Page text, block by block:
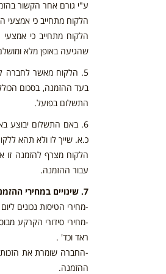
ע"י גורם אחר הקשור
הלקוח מתחייב כי אמצעי
הלקוח מתחייב כי
שהגיעה באופן מלא
5. הלקוח מאשר לחברה
בעד ההזמנה, בסכום
התשלום בפועל.
6. באם התשלום יבוצע
כ.א. שייך לו ולא תהא
הלקוח מצרף להזמנה זו
עבור ההזמנה.
7. שינויים במחירי ההזמנה:
-מחירי הטיסות נכונים
-מחירי סידורי הקרקע
ראד וכד' .
-החברה שומרת את
ההזמנה.